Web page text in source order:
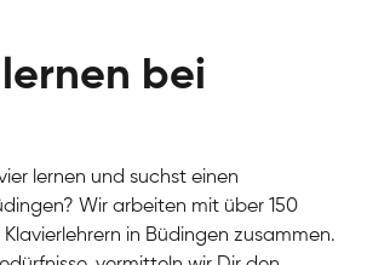
bei
lernen und suchst einen
Wir arbeiten mit über 150
in Büdingen zusammen.